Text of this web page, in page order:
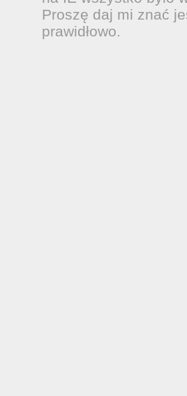
Proszę daj mi znać
prawidłowo.